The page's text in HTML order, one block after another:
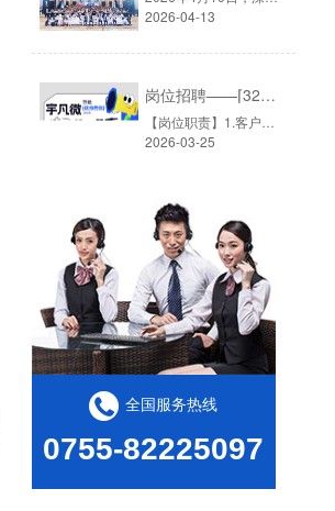
2026-04-13
岗位招聘——⌈32位电子元器件销售员⌉
2026-03-25
全国服务热线
0755-82225097